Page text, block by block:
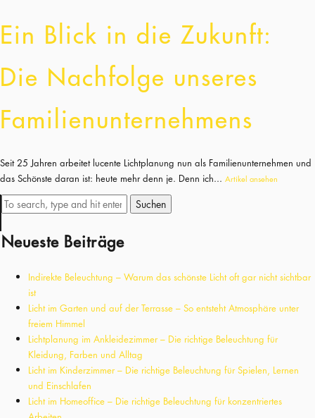
Ein Blick in die Zukunft:
Die Nachfolge unseres
Familienunternehmens
Seit 25 Jahren arbeitet lucente Lichtplanung nun als Familienunternehmen und
das Schönste daran ist: heute mehr denn je. Denn ich... Artikel ansehen
Suchen
Neueste Beiträge
Indirekte Beleuchtung – Warum das schönste Licht oft gar nicht sichtbar
ist
Licht im Garten und auf der Terrasse – So entsteht Atmosphäre unter
freiem Himmel
Lichtplanung im Ankleidezimmer – Die richtige Beleuchtung für
Kleidung, Farben und Alltag
Licht im Kinderzimmer – Die richtige Beleuchtung für Spielen, Lernen
und Einschlafen
Licht im Homeoffice – Die richtige Beleuchtung für konzentriertes